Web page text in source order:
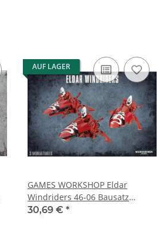
AUF LAGER
GAMES WORKSHOP Eldar
Windriders 46-06 Bausatz
99120104038
30,69 € *